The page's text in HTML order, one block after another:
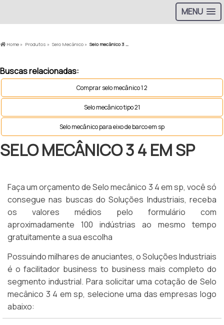
MENU
Home » Produtos » Selo Mecânico » Selo mecânico 3 4 em sp
Buscas relacionadas:
Comprar selo mecânico 1 2
Selo mecânico tipo 21
Selo mecânico para eixo de barco em sp
SELO MECÂNICO 3 4 EM SP
Faça um orçamento de Selo mecânico 3 4 em sp, você só
consegue nas buscas do Soluções Industriais, receba
os valores médios pelo formulário com
aproximadamente 100 indústrias ao mesmo tempo
gratuitamente a sua escolha
Possuindo milhares de anuciantes, o Soluções Industriais
é o facilitador business to business mais completo do
segmento industrial. Para solicitar uma cotação de Selo
mecânico 3 4 em sp, selecione uma das empresas logo
abaixo: